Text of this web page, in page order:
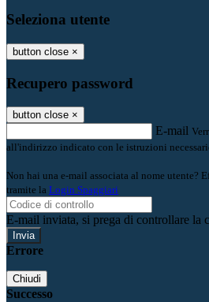
Seleziona utente
button close ×
Recupero password
button close ×
E-mail
all'indirizzo indicato con le istruzioni
Non hai una e-mail associata al nome utente?
tramite la Login Spaggiari
E-mail inviata, si prega di controllare la
Errore
Chiudi
Successo